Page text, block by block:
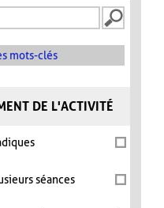
mots-clés
DE L'ACTIVITÉ
séances